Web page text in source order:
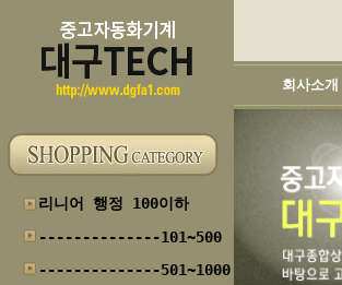
회사소개
리니어 행정 100이하
--------------101~500
--------------501~1000